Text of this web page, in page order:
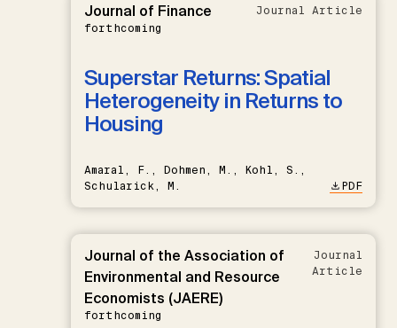
Journal of Finance
forthcoming
Journal Article
Superstar Returns: Spatial
Heterogeneity in Returns to
Housing
Amaral, F., Dohmen, M., Kohl, S.,
Schularick, M.
PDF
Journal of the Association of
Environmental and Resource
Economists (JAERE)
forthcoming
Journal
Article